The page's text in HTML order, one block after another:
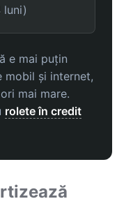
luni)
e mai puțin
mobil și internet,
mai mare.
rolete în credit